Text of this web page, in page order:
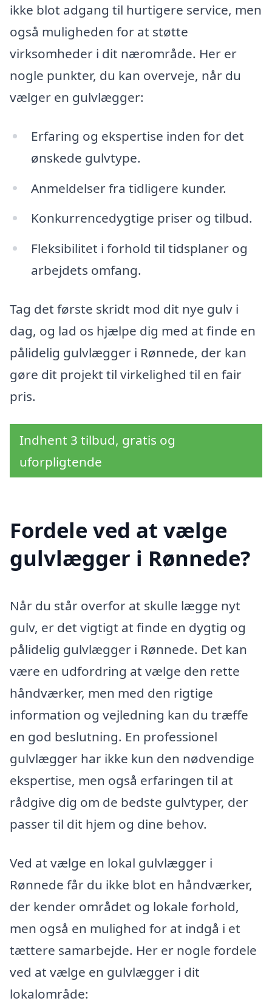
ikke blot adgang til hurtigere service, men
også muligheden for at støtte
virksomheder i dit nærområde. Her er
nogle punkter, du kan overveje, når du
vælger en gulvlægger:
Erfaring og ekspertise inden for det
ønskede gulvtype.
Anmeldelser fra tidligere kunder.
Konkurrencedygtige priser og tilbud.
Fleksibilitet i forhold til tidsplaner og
arbejdets omfang.
Tag det første skridt mod dit nye gulv i
dag, og lad os hjælpe dig med at finde en
pålidelig gulvlægger i Rønnede, der kan
gøre dit projekt til virkelighed til en fair
pris.
Indhent 3 tilbud, gratis og
uforpligtende
Fordele ved at vælge
gulvlægger i Rønnede?
Når du står overfor at skulle lægge nyt
gulv, er det vigtigt at finde en dygtig og
pålidelig gulvlægger i Rønnede. Det kan
være en udfordring at vælge den rette
håndværker, men med den rigtige
information og vejledning kan du træffe
en god beslutning. En professionel
gulvlægger har ikke kun den nødvendige
ekspertise, men også erfaringen til at
rådgive dig om de bedste gulvtyper, der
passer til dit hjem og dine behov.
Ved at vælge en lokal gulvlægger i
Rønnede får du ikke blot en håndværker,
der kender området og lokale forhold,
men også en mulighed for at indgå i et
tættere samarbejde. Her er nogle fordele
ved at vælge en gulvlægger i dit
lokalområde: